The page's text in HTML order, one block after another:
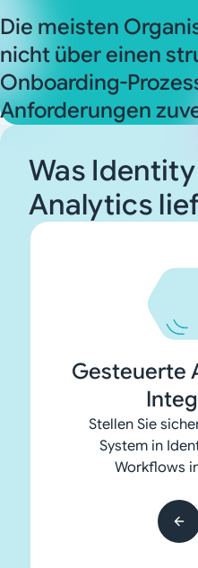
Die meisten
nicht über einen
Onboarding-
Anforderungen
Was
Analytics
Gesteuerte
Stellen Sie
System in
Workflows
Definieren Sie
in das SoD
Entscheidungen